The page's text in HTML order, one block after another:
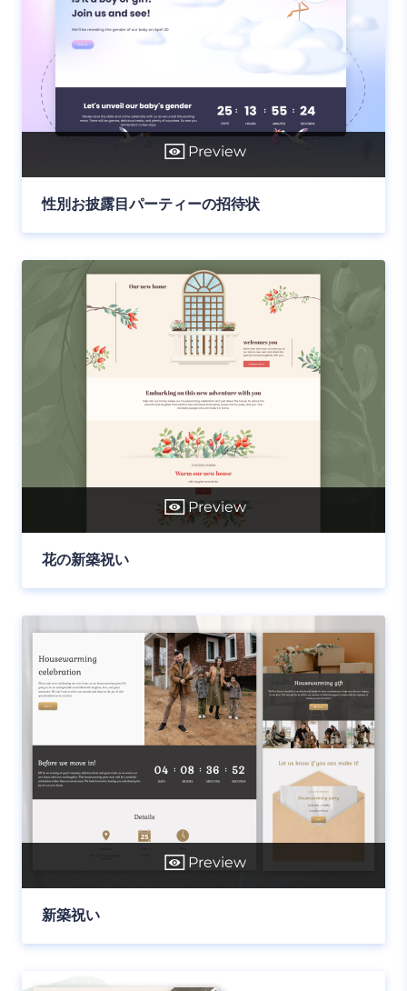
Preview
性別お披露目パーティーの招待状
Preview
花の新築祝い
Preview
新築祝い